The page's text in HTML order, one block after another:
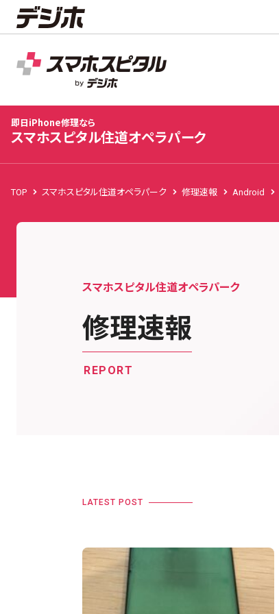
スマホスピタル住道オペラパーク
店舗TOP 修理料金 修理事例 お客様の声
即日iPhone修理なら
スマホスピタル住道オペラパーク
TOP スマホスピタル住道オペラパーク 修理速報 Android
スマホスピタル住道オペラパーク
修理速報
REPORT
LATEST POST